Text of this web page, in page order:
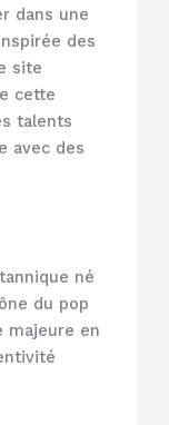
dans une
des
site
cette
talents
avec des
né
du pop
majeure en